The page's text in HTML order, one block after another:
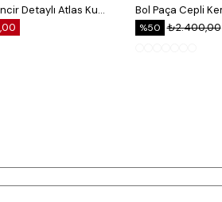
Bol Paça Cepli Kemerli ve Zincir Detaylı Atlas Kumaş Pantolon
₺2.400,00
%50